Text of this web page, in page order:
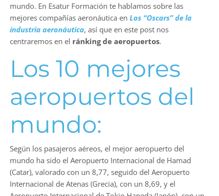
mundo. En Esatur Formación te hablamos sobre las
mejores compañías aeronáutica en Los “Oscars” de la
industria aeronáutica, así que en este post nos
centraremos en el ránking de aeropuertos.
Los 10 mejores
aeropuertos del
mundo:
Según los pasajeros aéreos, el mejor aeropuerto del
mundo ha sido el Aeropuerto Internacional de Hamad
(Catar), valorado con un 8,77, seguido del Aeropuerto
Internacional de Atenas (Grecia), con un 8,69, y el